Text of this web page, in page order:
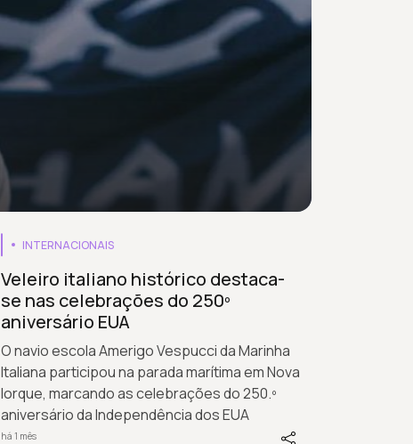
INTERNACIONAIS
Veleiro italiano histórico destaca-
se nas celebrações do 250º
aniversário EUA
O navio escola Amerigo Vespucci da Marinha
Italiana participou na parada marítima em Nova
Iorque, marcando as celebrações do 250.º
aniversário da Independência dos EUA
há 1 mês